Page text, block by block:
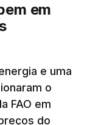
em
e uma
o
FAO em
do